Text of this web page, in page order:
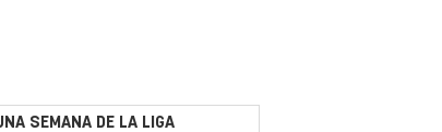
SEMANA DE LA LIGA